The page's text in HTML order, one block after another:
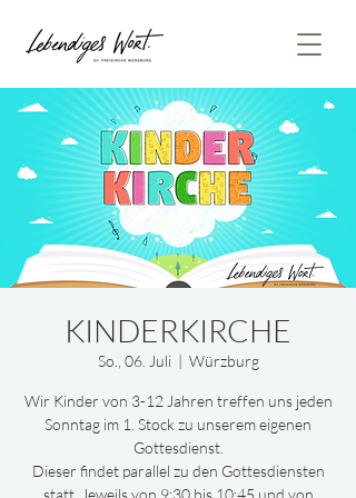
KINDERKIRCHE
So., 06. Juli
  |
Würzburg
Wir Kinder von 3-12 Jahren treffen uns jeden
Sonntag im 1. Stock zu unserem eigenen
Gottesdienst.
Dieser findet parallel zu den Gottesdiensten
statt. Jeweils von 9:30 bis 10:45 und von